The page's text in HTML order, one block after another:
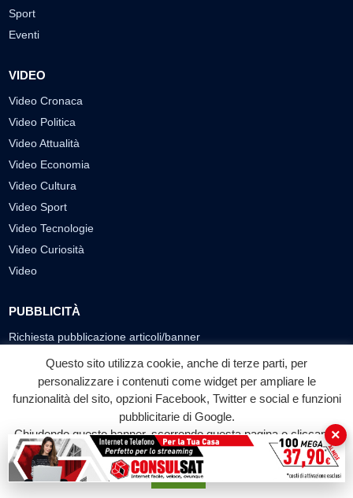
Sport
Eventi
VIDEO
Video Cronaca
Video Politica
Video Attualità
Video Economia
Video Cultura
Video Sport
Video Tecnologie
Video Curiosità
Video
PUBBLICITÀ
Richiesta pubblicazione articoli/banner
SEGUICI SUI SOCIAL
f
Facebook
◎ ▶
YouTube
© 2026 LABTV - Tutti i diritti riservati
Questo sito utilizza cookie, anche di terze parti, per
personalizzare i contenuti come widget per ampliare le
funzionalità del sito, opzioni Facebook, Twitter e social e funzioni
pubblicitarie di Google.
Chiudendo questo banner, scorrendo questa pagina o cliccando
su qualunque suo elemento acconsenti all'uso dei cookie.
Accetta
×